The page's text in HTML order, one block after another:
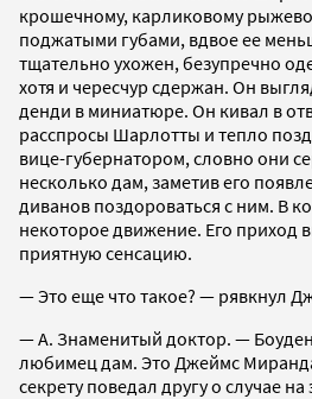
крошечному, карликовому
поджатыми губами, вдвое ее
тщательно ухожен, безупречно
хотя и чересчур сдержан. Он
денди в миниатюре. Он кивал в
расспросы Шарлотты и тепло
вице-губернатором, словно они
несколько дам, заметив его
диванов поздороваться с ним. В
некоторое движение. Его приход
приятную сенсацию.
— Это еще что такое? — рявкнул
— А. Знаменитый доктор. —
любимец дам. Это Джеймс
секрету поведал другу о случае на